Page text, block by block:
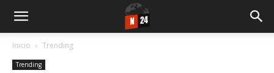
Inicio Trending
Trending